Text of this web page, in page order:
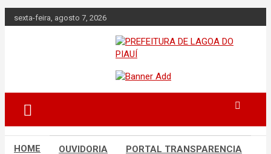
to
sexta-feira, agosto 7, 2026
PREFEITURA DE
LAGOA DO PIAUÍ
HOME OUVIDORIA PORTAL TRANSPARENCIA